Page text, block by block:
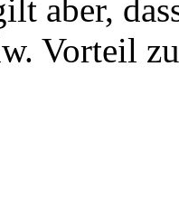
aber,
Vorteil